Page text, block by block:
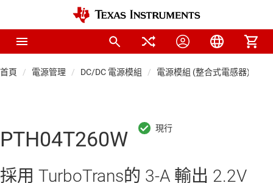
首頁 電源管理 DC/DC 電源模組 電源模組 (整合式電感器)
PTH04T260W
採用 TurboTrans的 3-A 輸出 2.2V